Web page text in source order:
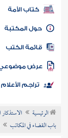
كتب PDF
كتاب الأمة
المكتبة
الكتب
موضوعي
تراجم الأعلام
الرئيسية
باب القضاء في المكاتب